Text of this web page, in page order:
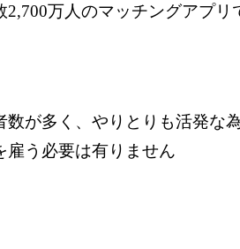
2,700万人のマッチングアプ
数が多く、やりとりも活発な
雇う必要は有りません